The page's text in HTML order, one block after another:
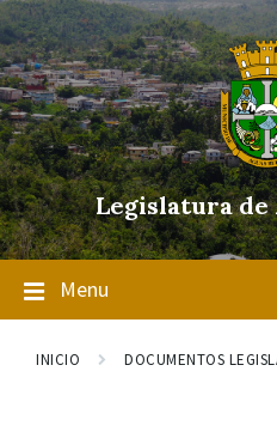
Skip
to
content
Skip
to
main
navigation
Skip
to
footer
Legislatura de
Menu
INICIO DOCUMENTOS